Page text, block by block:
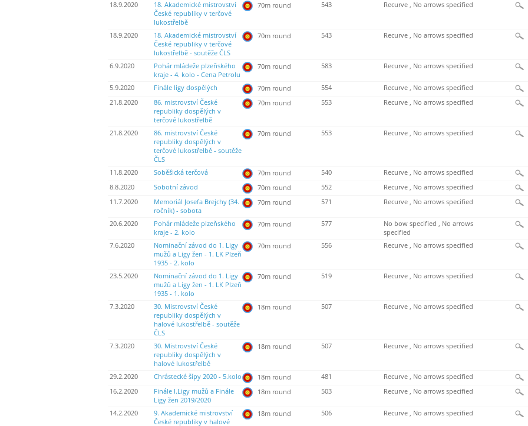
18.9.2020
18. Akademické mistrovství
České republiky v terčové
lukostřelbě
70m round 543 Recurve , No arrows specified
18.9.2020
18. Akademické mistrovství
České republiky v terčové
lukostřelbě - soutěže ČLS
70m round 543 Recurve , No arrows specified
6.9.2020
Pohár mládeže plzeňského
kraje - 4. kolo - Cena Petrolu
70m round 583 Recurve , No arrows specified
5.9.2020 Finále ligy dospělých 70m round 554
Recurve , No arrows specified
21.8.2020
86. mistrovství České
republiky dospělých v
terčové lukostřelbě
70m round 553 Recurve , No arrows specified
21.8.2020
86. mistrovství České
republiky dospělých v
terčové lukostřelbě - soutěže
ČLS
70m round 553 Recurve , No arrows specified
11.8.2020 Soběšická terčová 70m round 540
Recurve , No arrows specified
8.8.2020
Sobotní závod 70m round 552
Recurve , No arrows specified
11.7.2020
Memoriál Josefa Brejchy (34.
ročník) - sobota
70m round 571 Recurve , No arrows specified
20.6.2020
Pohár mládeže plzeňského
kraje - 2. kolo
70m round 577
No bow specified , No arrows
specified
7.6.2020
Nominační závod do 1. Ligy
mužů a Ligy žen - 1. LK Plzeň
1935 - 2. kolo
70m round 556 Recurve , No arrows specified
23.5.2020
Nominační závod do 1. Ligy
mužů a Ligy žen - 1. LK Plzeň
1935 - 1. kolo
70m round 519 Recurve , No arrows specified
7.3.2020
30. Mistrovství České
republiky dospělých v
halové lukostřelbě - soutěže
ČLS
18m round 507 Recurve , No arrows specified
7.3.2020
30. Mistrovství České
republiky dospělých v
halové lukostřelbě
18m round 507 Recurve , No arrows specified
29.2.2020 Chrástecké šípy 2020 - 5.kolo 18m round 481
Recurve , No arrows specified
16.2.2020
Finále I.Ligy mužů a Finále
Ligy žen 2019/2020
18m round 503 Recurve , No arrows specified
14.2.2020
9. Akademické mistrovství
České republiky v halové
18m round 506 Recurve , No arrows specified